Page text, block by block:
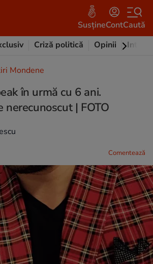
SusțineContCaută
Criză politică Opinii
Mondene
în urmă cu 6 ani.
nerecunoscut | FOTO
Comentează